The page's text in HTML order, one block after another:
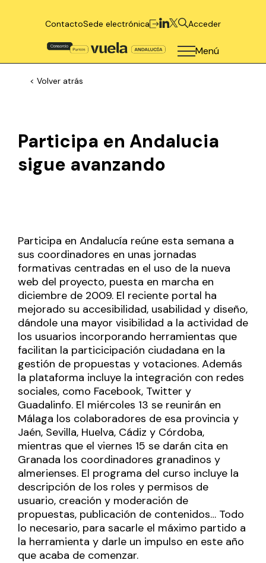
ContactoSede electrónica Acceder
Menú
< Volver atrás
Participa en Andalucia
sigue avanzando
Participa en Andalucía reúne esta semana a
sus coordinadores en unas jornadas
formativas centradas en el uso de la nueva
web del proyecto, puesta en marcha en
diciembre de 2009. El reciente portal ha
mejorado su accesibilidad, usabilidad y diseño,
dándole una mayor visibilidad a la actividad de
los usuarios incorporando herramientas que
facilitan la particicipación ciudadana en la
gestión de propuestas y votaciones. Además
la plataforma incluye la integración con redes
sociales, como Facebook, Twitter y
Guadalinfo. El miércoles 13 se reunirán en
Málaga los colaboradores de esa provincia y
Jaén, Sevilla, Huelva, Cádiz y Córdoba,
mientras que el viernes 15 se darán cita en
Granada los coordinadores granadinos y
almerienses. El programa del curso incluye la
descripción de los roles y permisos de
usuario, creación y moderación de
propuestas, publicación de contenidos… Todo
lo necesario, para sacarle el máximo partido a
la herramienta y darle un impulso en este año
que acaba de comenzar.